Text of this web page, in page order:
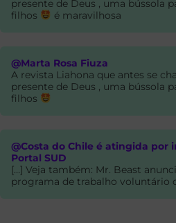
presente de Deus , uma bússola
filhos
é maravilhosa
@Marta Rosa Fiuza
A revista Liahona que antes se
presente de Deus , uma bússola
filhos
@Costa do Chile é atingida por
Portal SUD
[…] Veja também: Mr. Beast
programa de trabalho voluntário